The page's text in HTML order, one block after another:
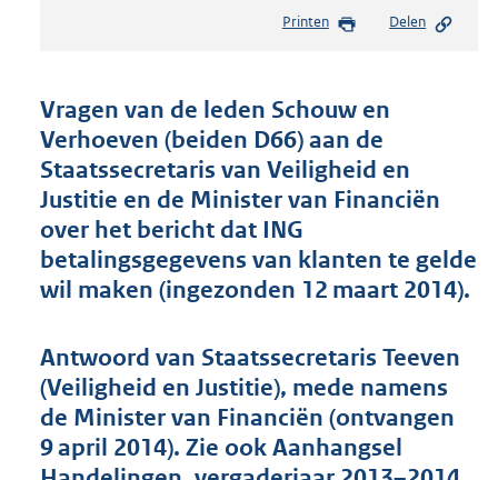
s
n
d
s
g
r
o
5
1
b
Printen Delen
Vragen van de leden Schouw en
Verhoeven (beiden D66) aan de
Staatssecretaris van Veiligheid en
Justitie en de Minister van Financiën
over het bericht dat ING
betalingsgegevens van klanten te gelde
wil maken (ingezonden 12 maart 2014).
Antwoord van Staatssecretaris Teeven
(Veiligheid en Justitie), mede namens
de Minister van Financiën (ontvangen
9 april 2014). Zie ook Aanhangsel